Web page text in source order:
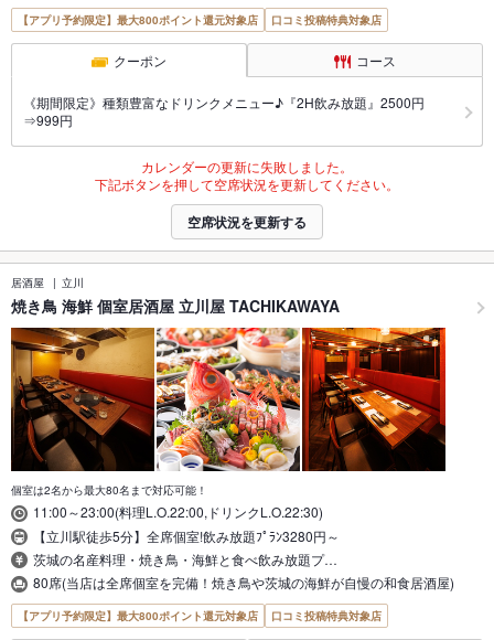
【アプリ予約限定】最大800ポイント還元対象店 口コミ投稿特典対象店
クーポン コース
《期間限定》種類豊富なドリンクメニュー♪『2H飲み放題』2500円
⇒999円
カレンダーの更新に失敗しました。
下記ボタンを押して空席状況を更新してください。
空席状況を更新する
居酒屋 立川
焼き鳥 海鮮 個室居酒屋 立川屋 TACHIKAWAYA
個室は2名から最大80名まで対応可能！
11:00～23:00(料理L.O.22:00,ドリンクL.O.22:30)
【立川駅徒歩5分】全席個室!飲み放題ﾌﾟﾗﾝ3280円～
茨城の名産料理・焼き鳥・海鮮と食べ飲み放題プ…
80席(当店は全席個室を完備！焼き鳥や茨城の海鮮が自慢の和食居酒屋)
【アプリ予約限定】最大800ポイント還元対象店 口コミ投稿特典対象店